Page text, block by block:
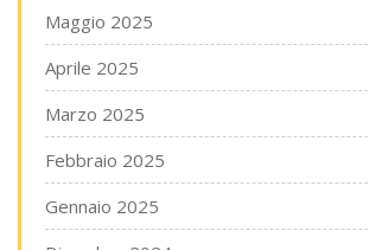
Maggio 2025
Aprile 2025
Marzo 2025
Febbraio 2025
Gennaio 2025